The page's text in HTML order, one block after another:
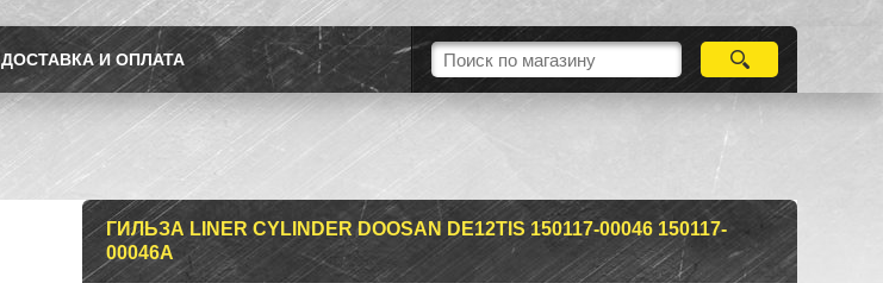
ДОСТАВКА И ОПЛАТА
ГИЛЬЗА LINER CYLINDER DOOSAN DE12TIS 150117-00046 150117-
00046A